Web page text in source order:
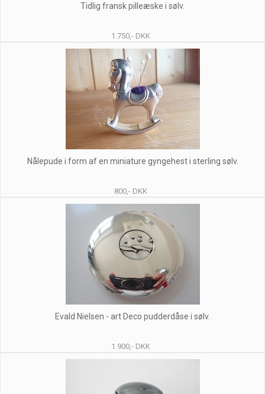
Tidlig fransk pilleæske i sølv.
1.750,- DKK
Nålepude i form af en miniature gyngehest i sterling sølv.
800,- DKK
Evald Nielsen - art Deco pudderdåse i sølv.
1.900,- DKK